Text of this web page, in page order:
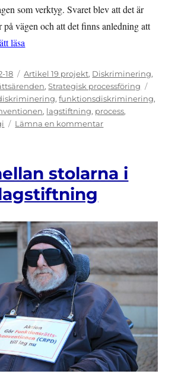
som verktyg. Svaret blev att det är
på vägen och att det finns anledning att
läsa
18 Kategorier
Artikel 19 projekt, Diskriminering,
,Strategisk processföring
,funktionsdiskriminering,
, lagstiftning, process,
Lämna en kommentartill
tänderna?
kämpa
flera
samtidigt”
stolarna i